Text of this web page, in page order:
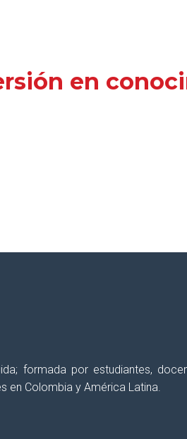
en
formada por estudiantes,
en Colombia y América Latina.